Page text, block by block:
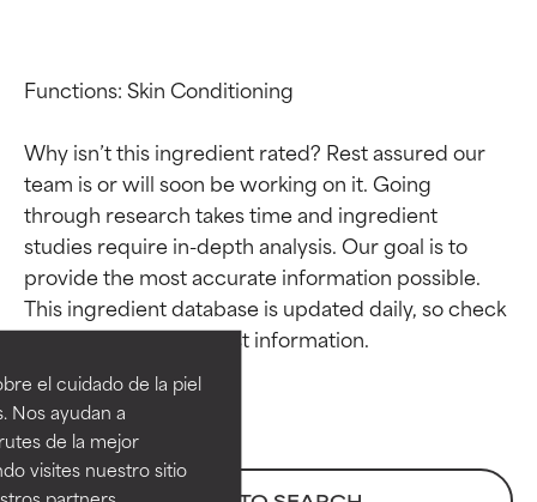
el cuidado de la piel
Nos ayudan a
de la mejor
visites nuestro sitio
Functions: Skin Conditioning
Why isn’t this ingredient rated? Rest assured our
team is or will soon be working on it. Going
through research takes time and ingredient
studies require in-depth analysis. Our goal is to
provide the most accurate information possible.
This ingredient database is updated daily, so check
Calificaciones de
ingredientes
EXCELENTE
Ingrediente sobresaliente con
beneficios reales para la piel. Su
eficacia está demostrada y
Calificaciones de
ingredientes
EXCELENTE
Ingrediente sobresaliente con
beneficios reales para la piel. Su
eficacia está demostrada y